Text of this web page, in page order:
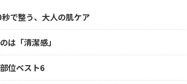
で整う、大人の肌ケア
は「清潔感」
位ベスト6